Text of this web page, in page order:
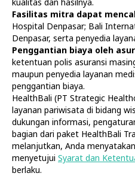
Fasilitas mitra dapat
Hospital Denpasar; Bali
Denpasar, serta penyedia
Penggantian biaya oleh
ketentuan polis asuransi
maupun penyedia layanan
penggantian biaya.
HealthBali (PT Strategic
layanan pariwisata di bidang
dukungan informasi,
bagian dari paket HealthBali
melanjutkan, Anda
menyetujui Syarat dan
berlaku.
HealthBali (PT Strategic Healthcare
services in the field of medical tourism and
support. Information on this site is for
purposes only and should not be relied upon
HealthBali is not a healthcare provider and
medical services. All services are delivered
licensed partner facilities. Prices are indicative
Responsibility for medical services lies solely
provider.
Utara, Denpasar, Bali 80234